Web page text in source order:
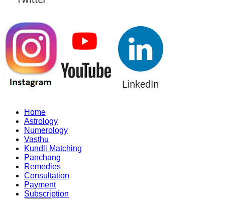
Home
Astrology
Numerology
Vasthu
Kundli Matching
Panchang
Remedies
Consultation
Payment
Subscription